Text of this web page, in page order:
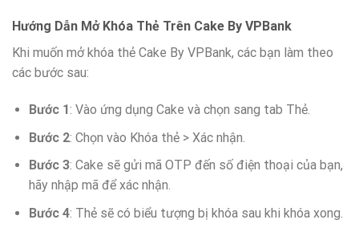
Hướng Dẫn Mở Khóa Thẻ Trên Cake By VPBank
Khi muốn mở khóa thẻ Cake By VPBank, các bạn làm theo
các bước sau:
Bước 1: Vào ứng dụng Cake và chọn sang tab Thẻ.
Bước 2: Chọn vào Khóa thẻ > Xác nhận.
Bước 3: Cake sẽ gửi mã OTP đến số điện thoại của bạn,
hãy nhập mã để xác nhận.
Bước 4: Thẻ sẽ có biểu tượng bị khóa sau khi khóa xong.